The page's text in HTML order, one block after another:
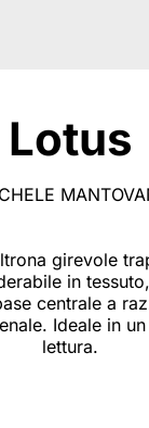
Lotus
girevole
in
centrale a
Ideale in
lettura.